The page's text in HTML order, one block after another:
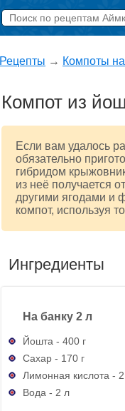
Рецепты → Компоты
Компот из
Если вам удалось
обязательно
гибридом
из неё получается
другими ягодами и
компот, используя
Ингредиенты
На банку 2 л
Йошта - 400 г
Сахар - 170 г
Лимонная кислота -
Вода - 2 л